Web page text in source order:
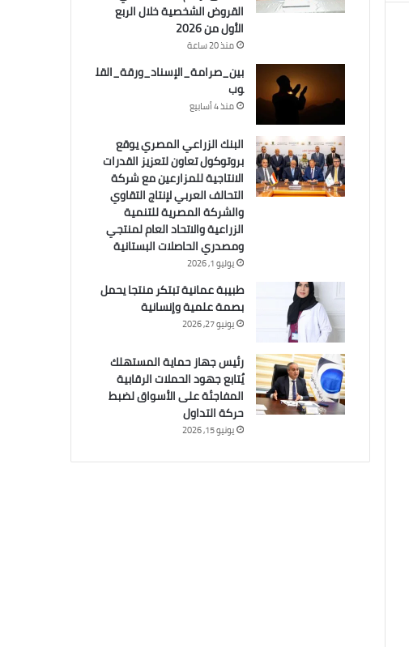
القروض الشخصية خلال الربع
الأول من 2026
منذ 20 ساعة
بين_صرامة_الإسناد_ورقة_القل
وب
منذ 4 أسابيع
البنك الزراعي المصري يوقع
بروتوكول تعاون لتعزيز القدرات
الانتاجية للمزارعين مع شركة
التحالف العربي لإنتاج التقاوي
والشركة المصرية للتنمية
الزراعية والاتحاد العام لمنتجي
ومصدري الحاصلات البستانية
يوليو 1, 2026
طبيبة عمانية تبتكر منتجا يحمل
بصمة علمية وإنسانية
يونيو 27, 2026
رئيس جهاز حماية المستهلك
يُتابع جهود الحملات الرقابية
المفاجئة على الأسواق لضبط
حركة التداول
يونيو 15, 2026